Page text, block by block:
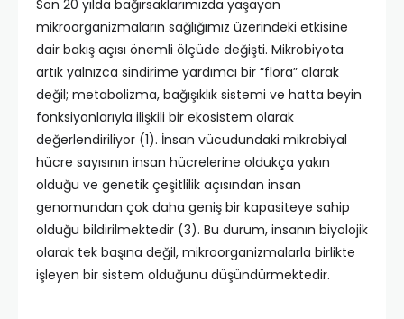
Son 20 yılda bağırsaklarımızda yaşayan
mikroorganizmaların sağlığımız üzerindeki etkisine
dair bakış açısı önemli ölçüde değişti. Mikrobiyota
artık yalnızca sindirime yardımcı bir “flora” olarak
değil; metabolizma, bağışıklık sistemi ve hatta beyin
fonksiyonlarıyla ilişkili bir ekosistem olarak
değerlendiriliyor (1). İnsan vücudundaki mikrobiyal
hücre sayısının insan hücrelerine oldukça yakın
olduğu ve genetik çeşitlilik açısından insan
genomundan çok daha geniş bir kapasiteye sahip
olduğu bildirilmektedir (3). Bu durum, insanın biyolojik
olarak tek başına değil, mikroorganizmalarla birlikte
işleyen bir sistem olduğunu düşündürmektedir.